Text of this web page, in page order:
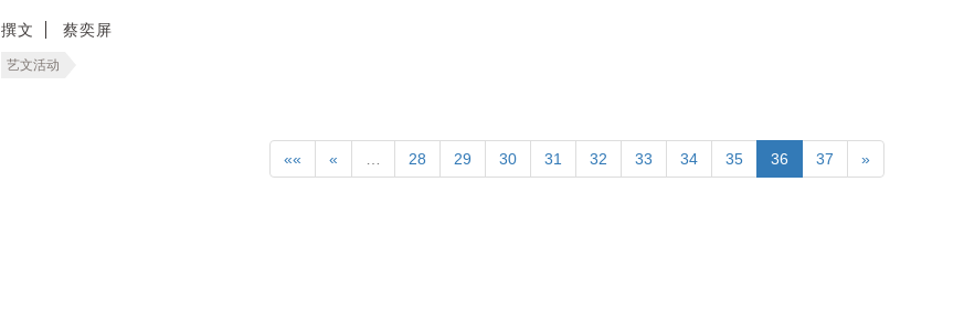
撰文 蔡奕屏
艺文活动
«« « … 28 29 30 31 32 33 34 35 36 37 »